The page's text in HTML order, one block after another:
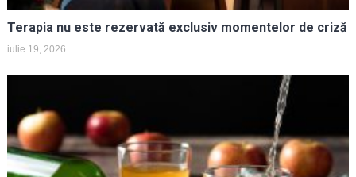
Terapia nu este rezervată exclusiv momentelor de criză
iulie 19, 2026